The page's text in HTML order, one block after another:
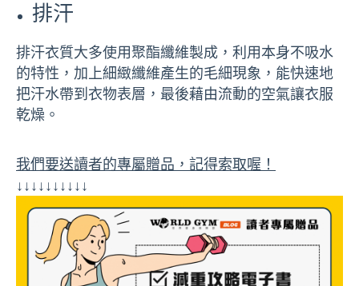
排汗
排汗衣質大多使用聚酯纖維製成，利用本身不吸水
的特性，加上細緻纖維產生的毛細現象，能快速地
把汗水帶到衣物表層，最後藉由流動的空氣讓衣服
乾燥。
我們要送讀者的專屬贈品，記得索取喔！
↓↓↓↓↓↓↓↓↓↓